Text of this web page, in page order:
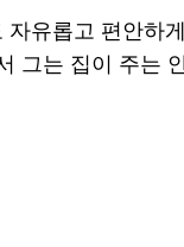
유롭고 편안하
그는 집이 주는